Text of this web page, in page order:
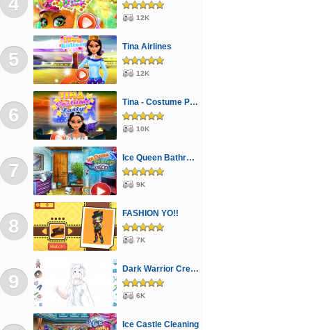
Ügyességi Hercegnős Star Wars Állatkertes
Katonás Olimpiai Böngészős
Angry Birds Csigás Csókolózós Rajzolós
Pingvines Kijutós Farmos
Sminkes Scooby Doo Pou
Traktoros Karácsony
12K
5
Tina Airlines
12K
6
Tina - Costume Party
10K
7
Ice Queen Bathroom Deco
9K
8
FASHION YO!!
7K
9
Dark Warrior Creator
6K
Ice Castle Cleaning